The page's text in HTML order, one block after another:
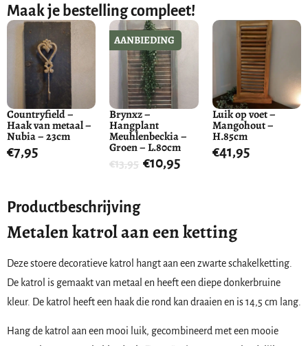
Productbeschrijving
Metalen katrol aan een ketting
Deze stoere decoratieve katrol hangt aan een zwarte schakelketting.
De katrol is gemaakt van metaal en heeft een diepe donkerbruine
kleur. De katrol heeft een haak die rond kan draaien en is 14,5 cm lang.
Hang de katrol aan een mooi luik, gecombineerd met een mooie
Maak je bestelling compleet!
Countryfield –
Haak van metaal –
Nubia – 23cm
€7,95
AANBIEDING
Brynxz –
Hangplant
Meuhlenbeckia –
Groen – L.80cm
€13,95 €10,95
Luik op voet –
Mangohout –
H.85cm
€41,95